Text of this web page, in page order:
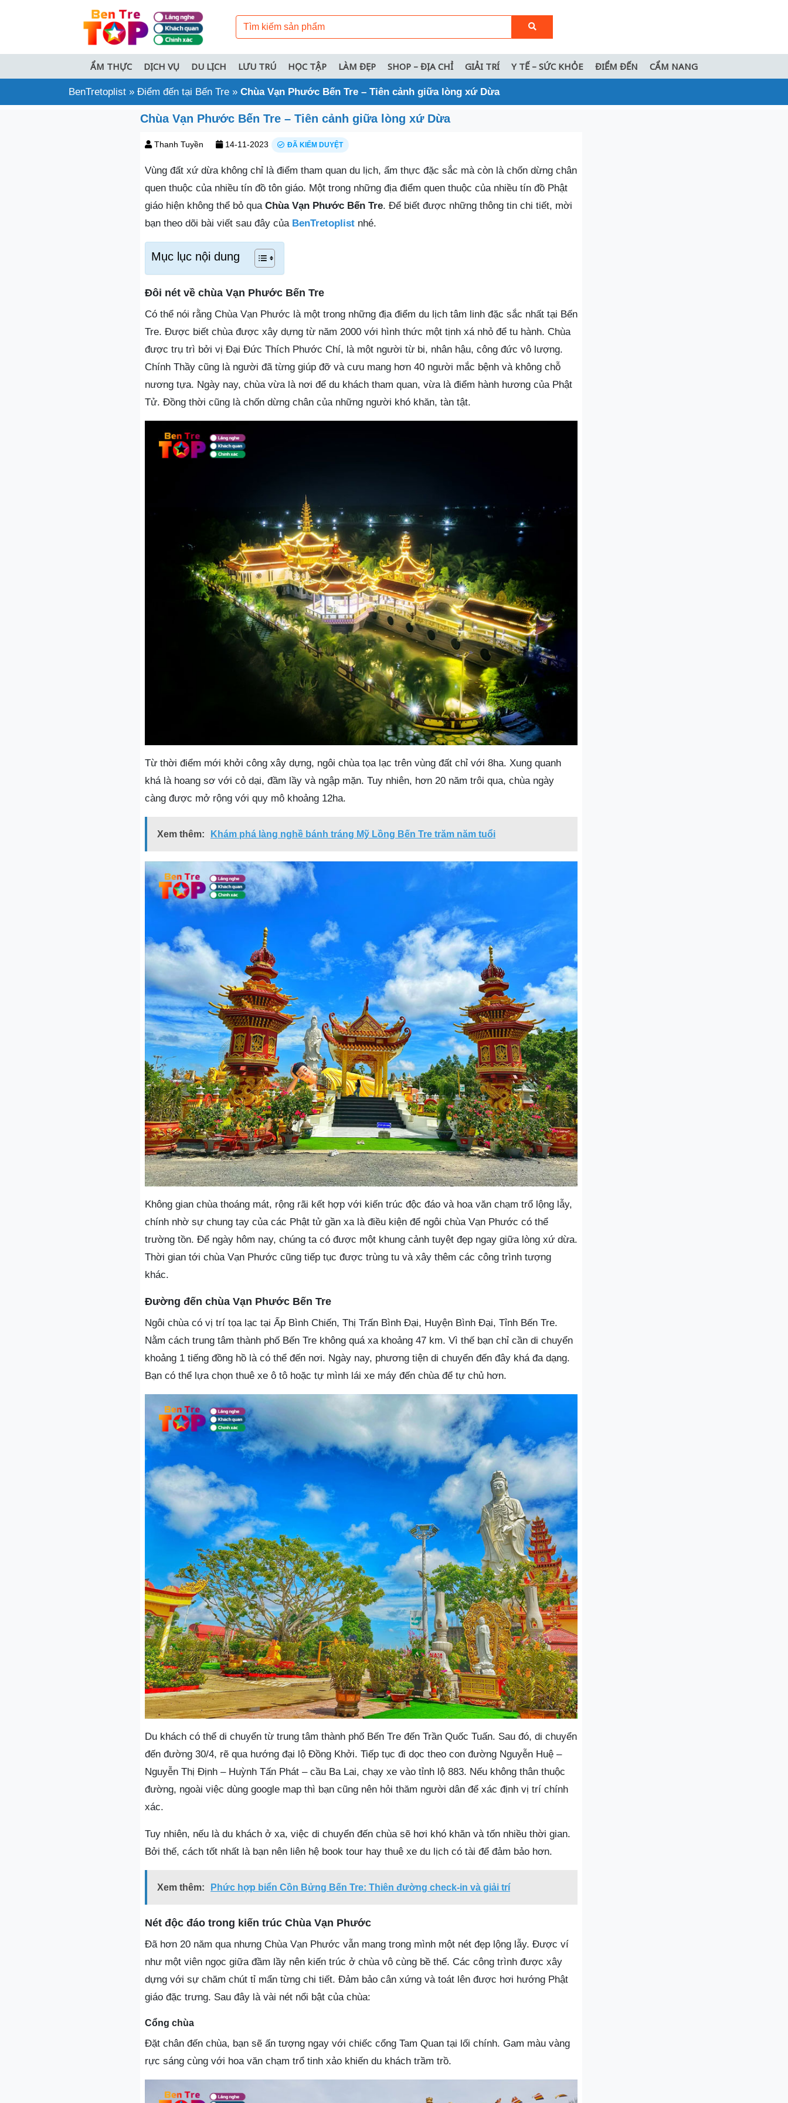
ẨM THỰC DỊCH VỤ DU LỊCH LƯU TRÚ HỌC TẬP LÀM ĐẸP SHOP – ĐỊA CHỈ GIẢI TRÍ Y TẾ – SỨC KHỎE ĐIỂM ĐẾN CẨM NANG
BenTretoplist » Điểm đến tại Bến Tre » Chùa Vạn Phước Bến Tre – Tiên cảnh giữa lòng xứ Dừa
Chùa Vạn Phước Bến Tre – Tiên cảnh giữa lòng xứ Dừa
Thanh Tuyền 14-11-2023 ĐÃ KIỂM DUYỆT
Vùng đất xứ dừa không chỉ là điểm tham quan du lịch, ẩm thực đặc sắc mà còn là chốn dừng chân
quen thuộc của nhiều tín đồ tôn giáo. Một trong những địa điểm quen thuộc của nhiều tín đồ Phật
giáo hiện không thể bỏ qua Chùa Vạn Phước Bến Tre. Để biết được những thông tin chi tiết, mời
bạn theo dõi bài viết sau đây của BenTretoplist nhé.
Mục lục nội dung
Đôi nét về chùa Vạn Phước Bến Tre
Có thể nói rằng Chùa Vạn Phước là một trong những địa điểm du lịch tâm linh đặc sắc nhất tại Bến
Tre. Được biết chùa được xây dựng từ năm 2000 với hình thức một tịnh xá nhỏ để tu hành. Chùa
được trụ trì bởi vị Đại Đức Thích Phước Chí, là một người từ bi, nhân hậu, công đức vô lượng.
Chính Thầy cũng là người đã từng giúp đỡ và cưu mang hơn 40 người mắc bệnh và không chỗ
nương tựa. Ngày nay, chùa vừa là nơi để du khách tham quan, vừa là điểm hành hương của Phật
Tử. Đồng thời cũng là chốn dừng chân của những người khó khăn, tàn tật.
Từ thời điểm mới khởi công xây dựng, ngôi chùa tọa lạc trên vùng đất chỉ với 8ha. Xung quanh
khá là hoang sơ với cỏ dại, đầm lầy và ngập mặn. Tuy nhiên, hơn 20 năm trôi qua, chùa ngày
càng được mở rộng với quy mô khoảng 12ha.
Xem thêm: Khám phá làng nghề bánh tráng Mỹ Lồng Bến Tre trăm năm tuổi
Không gian chùa thoáng mát, rộng rãi kết hợp với kiến trúc độc đáo và hoa văn chạm trổ lộng lẫy,
chính nhờ sự chung tay của các Phật tử gần xa là điều kiện để ngôi chùa Vạn Phước có thể
trường tồn. Để ngày hôm nay, chúng ta có được một khung cảnh tuyệt đẹp ngay giữa lòng xứ dừa.
Thời gian tới chùa Vạn Phước cũng tiếp tục được trùng tu và xây thêm các công trình tượng
khác.
Đường đến chùa Vạn Phước Bến Tre
Ngôi chùa có vị trí tọa lạc tại Ấp Bình Chiến, Thị Trấn Bình Đại, Huyện Bình Đại, Tỉnh Bến Tre.
Nằm cách trung tâm thành phố Bến Tre không quá xa khoảng 47 km. Vì thế bạn chỉ cần di chuyển
khoảng 1 tiếng đồng hồ là có thể đến nơi. Ngày nay, phương tiện di chuyển đến đây khá đa dạng.
Bạn có thể lựa chọn thuê xe ô tô hoặc tự mình lái xe máy đến chùa để tự chủ hơn.
Du khách có thể di chuyển từ trung tâm thành phố Bến Tre đến Trần Quốc Tuấn. Sau đó, di chuyển
đến đường 30/4, rẽ qua hướng đại lộ Đồng Khởi. Tiếp tục đi dọc theo con đường Nguyễn Huệ –
Nguyễn Thị Định – Huỳnh Tấn Phát – cầu Ba Lai, chạy xe vào tỉnh lộ 883. Nếu không thân thuộc
đường, ngoài việc dùng google map thì bạn cũng nên hỏi thăm người dân để xác định vị trí chính
xác.
Tuy nhiên, nếu là du khách ở xa, việc di chuyển đến chùa sẽ hơi khó khăn và tốn nhiều thời gian.
Bởi thế, cách tốt nhất là bạn nên liên hệ book tour hay thuê xe du lịch có tài để đảm bảo hơn.
Xem thêm: Phức hợp biển Cồn Bửng Bến Tre: Thiên đường check-in và giải trí
Nét độc đáo trong kiến trúc Chùa Vạn Phước
Đã hơn 20 năm qua nhưng Chùa Vạn Phước vẫn mang trong mình một nét đẹp lộng lẫy. Được ví
như một viên ngọc giữa đầm lầy nên kiến trúc ở chùa vô cùng bề thế. Các công trình được xây
dựng với sự chăm chút tỉ mẩn từng chi tiết. Đảm bảo cân xứng và toát lên được hơi hướng Phật
giáo đặc trưng. Sau đây là vài nét nổi bật của chùa:
Cổng chùa
Đặt chân đến chùa, bạn sẽ ấn tượng ngay với chiếc cổng Tam Quan tại lối chính. Gam màu vàng
rực sáng cùng với hoa văn chạm trổ tinh xảo khiến du khách trầm trồ.